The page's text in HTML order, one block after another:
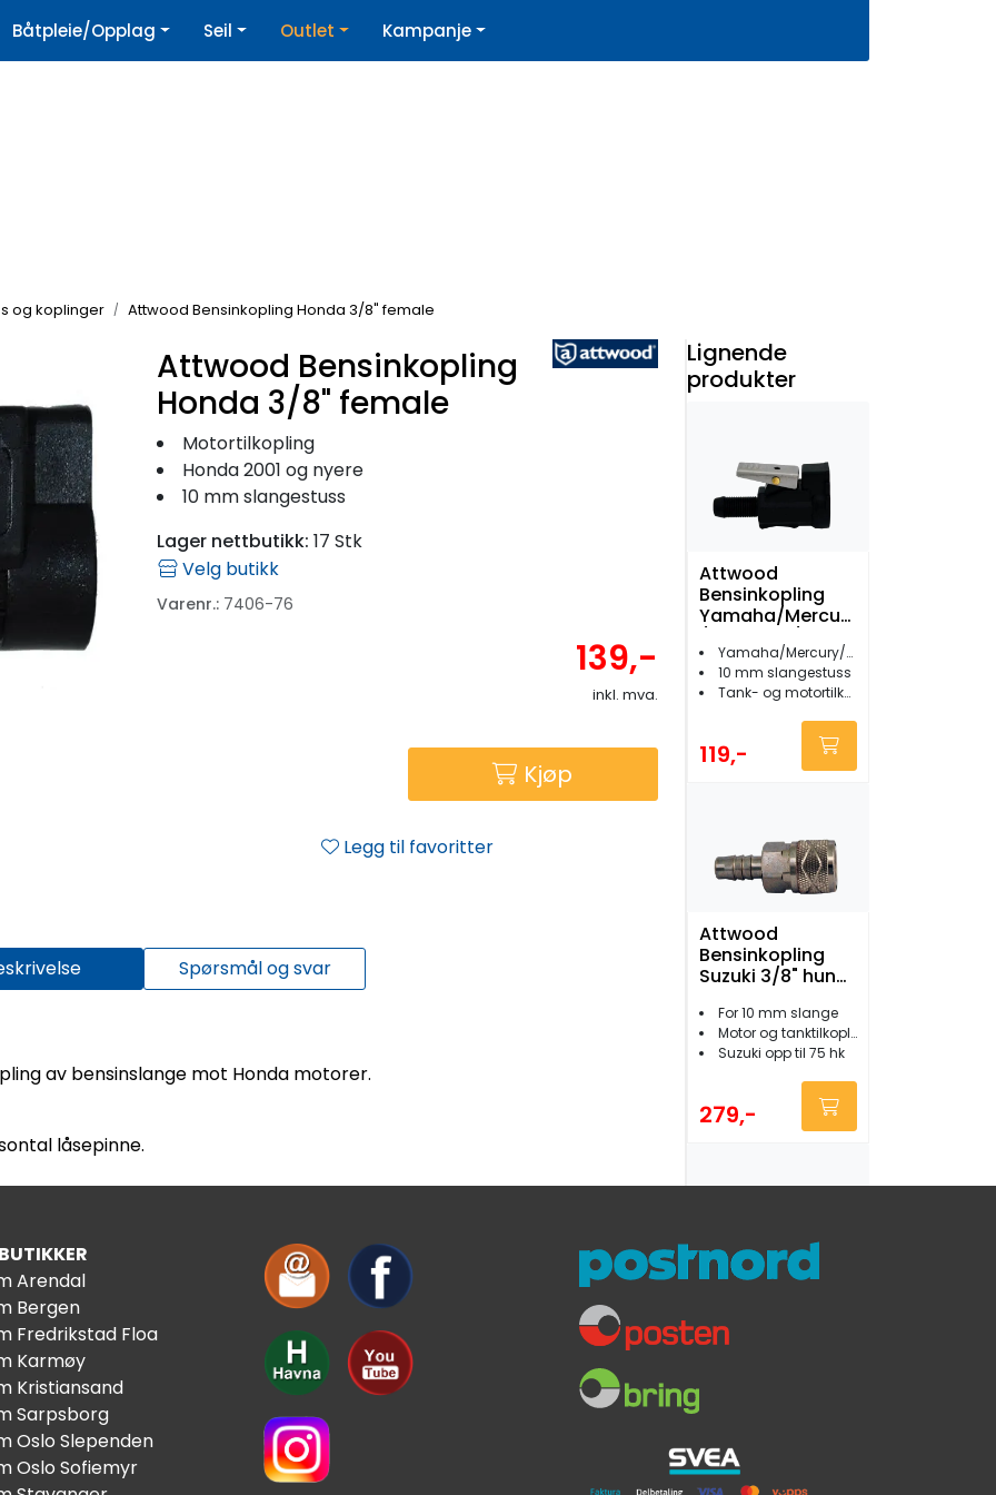
| Nyhetsbrev
Båtpleie/Opplag Seil Outlet Kampanje
og koplinger Attwood Bensinkopling Honda 3/8" female
Attwood Bensinkopling
Honda 3/8" female
Motortilkopling
Honda 2001 og nyere
10 mm slangestuss
Lager nettbutikk: 17 Stk
Velg butikk
Varenr.: 7406-76
139,-
inkl. mva.
Kjøp
Legg til favoritter
Spørsmål og svar
av bensinslange mot Honda motorer.
låsepinne.
Lignende
produkter
Attwood
Bensinkopling
Yamaha/Mercury
female
Yamaha/Mercury/Mariner/Honda
10 mm slangestuss
Tank- og motortilkopling
119,-
Attwood
Bensinkopling
Suzuki 3/8" hun
For 10 mm slange
Motor og tanktilkopling
Suzuki opp til 75 hk
279,-
Johnson/Evinrud
e 3/8" female
Johnson/Evinrude
Arendal
Bergen
Fredrikstad Floa
Karmøy
Kristiansand
Sarpsborg
Oslo Slependen
Oslo Sofiemyr